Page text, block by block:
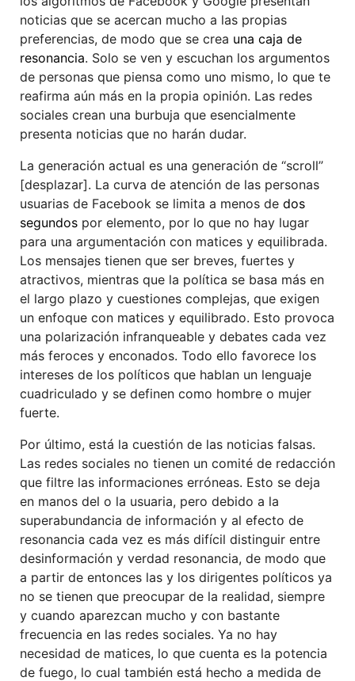
noticias que se acercan mucho a las propias
preferencias, de modo que se crea una caja de
resonancia. Solo se ven y escuchan los argumentos
de personas que piensa como uno mismo, lo que te
reafirma aún más en la propia opinión. Las redes
sociales crean una burbuja que esencialmente
presenta noticias que no harán dudar.
La generación actual es una generación de “scroll”
[desplazar]. La curva de atención de las personas
usuarias de Facebook se limita a menos de dos
segundos por elemento, por lo que no hay lugar
para una argumentación con matices y equilibrada.
Los mensajes tienen que ser breves, fuertes y
atractivos, mientras que la política se basa más en
el largo plazo y cuestiones complejas, que exigen
un enfoque con matices y equilibrado. Esto provoca
una polarización infranqueable y debates cada vez
más feroces y enconados. Todo ello favorece los
intereses de los políticos que hablan un lenguaje
cuadriculado y se definen como hombre o mujer
fuerte.
Por último, está la cuestión de las noticias falsas.
Las redes sociales no tienen un comité de redacción
que filtre las informaciones erróneas. Esto se deja
en manos del o la usuaria, pero debido a la
superabundancia de información y al efecto de
resonancia cada vez es más difícil distinguir entre
desinformación y verdad resonancia, de modo que
a partir de entonces las y los dirigentes políticos ya
no se tienen que preocupar de la realidad, siempre
y cuando aparezcan mucho y con bastante
frecuencia en las redes sociales. Ya no hay
necesidad de matices, lo que cuenta es la potencia
de fuego, lo cual también está hecho a medida de